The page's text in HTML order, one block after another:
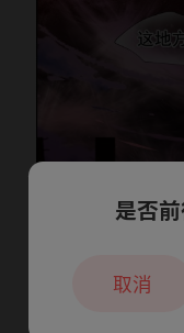
本章节仅
是否
取消